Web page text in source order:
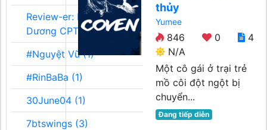
Review-er: Dương
Dương CPT (1)
#Nguyệt Vũ (1)
#RinBaBa (1)
30June04 (1)
7btswings (3)
thủy
Yumee
846 0
4
N/A
Một cô gái ở trại trẻ
mồ côi đột ngột bị
chuyển...
Đang tiếp diễn